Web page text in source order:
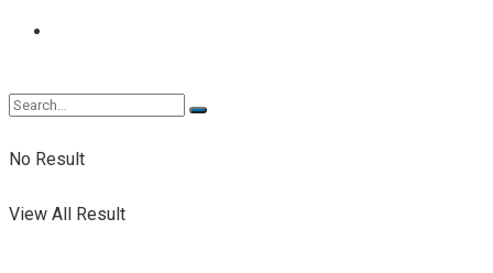
No Result
View All Result